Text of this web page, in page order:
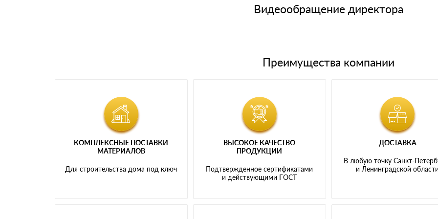
Мы принимаем платежи с сайта по следующим банковским картамВидеообращение директора
Преимущества компании
КОМПЛЕКСНЫЕ ПОСТАВКИ
МАТЕРИАЛОВ
Для строительства дома под ключ
ВЫСОКОЕ КАЧЕСТВО
ПРОДУКЦИИ
Подтвержденное сертификатами
и действующими ГОСТ
ДОСТАВКА
В любую точку Санкт-
и Ленинградской области